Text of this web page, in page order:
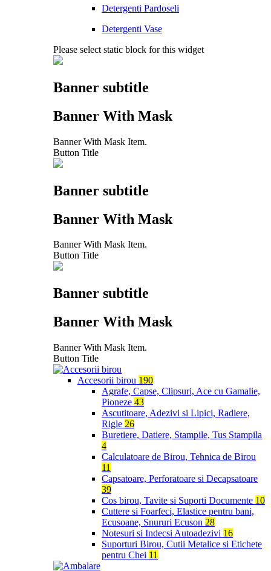
Detergenti Pardoseli
Detergenti Vase
Please select static block for this widget
Banner subtitle
Banner With Mask
Banner With Mask Item.
Button Title
Banner subtitle
Banner With Mask
Banner With Mask Item.
Button Title
Banner subtitle
Banner With Mask
Banner With Mask Item.
Button Title
Accesorii birou 190
Agrafe, Capse, Clipsuri, Ace cu Gamalie,
Pioneze 43
Ascutitoare, Adezivi si Lipici, Radiere,
Rigle 26
Buretiere, Datiere, Stampile, Tus Stampila
4
Calculatoare de Birou, Tehnica de Birou
11
Capsatoare, Perforatoare si Decapsatoare
39
Cos birou, Tavite si Suporti Documente 10
Cuttere si Foarfeci, Elastice pentru bani,
Ecusoane, Snururi Ecuson 28
Notesuri si Indecsi Autoadezivi 16
Suporturi Birou, Cutii Metalice si Etichete
pentru Chei 11